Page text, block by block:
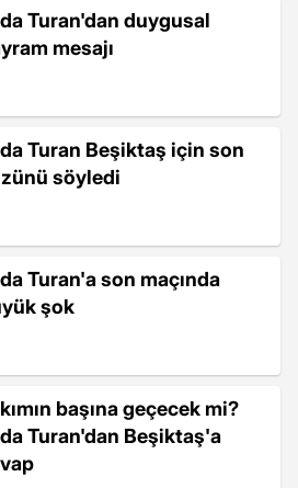
Turan'dan duygusal
mesajı
Turan Beşiktaş için son
söyledi
Turan'a son maçında
şok
başına geçecek mi?
Turan'dan Beşiktaş'a